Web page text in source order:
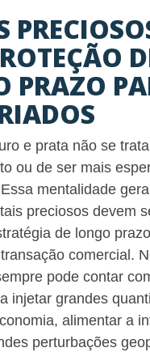
PRAZO
e prata não se
ou de ser mais
mentalidade
preciosos devem
de longo
comercial.
pode contar
injetar grandes
alimentar a
perturbações